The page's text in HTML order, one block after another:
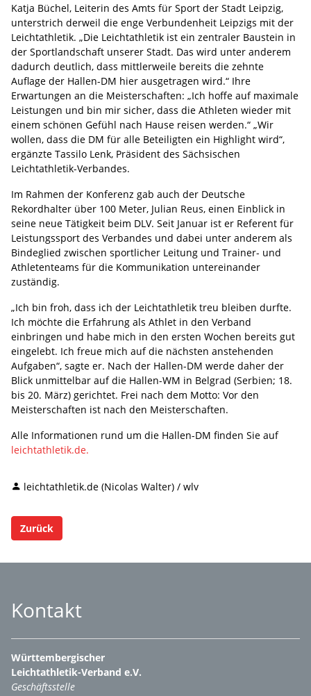
Katja Büchel, Leiterin des Amts für Sport der Stadt Leipzig,
unterstrich derweil die enge Verbundenheit Leipzigs mit der
Leichtathletik. „Die Leichtathletik ist ein zentraler Baustein in
der Sportlandschaft unserer Stadt. Das wird unter anderem
dadurch deutlich, dass mittlerweile bereits die zehnte
Auflage der Hallen-DM hier ausgetragen wird.“ Ihre
Erwartungen an die Meisterschaften: „Ich hoffe auf maximale
Leistungen und bin mir sicher, dass die Athleten wieder mit
einem schönen Gefühl nach Hause reisen werden.“ „Wir
wollen, dass die DM für alle Beteiligten ein Highlight wird“,
ergänzte Tassilo Lenk, Präsident des Sächsischen
Leichtathletik-Verbandes.
Im Rahmen der Konferenz gab auch der Deutsche
Rekordhalter über 100 Meter, Julian Reus, einen Einblick in
seine neue Tätigkeit beim DLV. Seit Januar ist er Referent für
Leistungssport des Verbandes und dabei unter anderem als
Bindeglied zwischen sportlicher Leitung und Trainer- und
Athletenteams für die Kommunikation untereinander
zuständig.
„Ich bin froh, dass ich der Leichtathletik treu bleiben durfte.
Ich möchte die Erfahrung als Athlet in den Verband
einbringen und habe mich in den ersten Wochen bereits gut
eingelebt. Ich freue mich auf die nächsten anstehenden
Aufgaben“, sagte er. Nach der Hallen-DM werde daher der
Blick unmittelbar auf die Hallen-WM in Belgrad (Serbien; 18.
bis 20. März) gerichtet. Frei nach dem Motto: Vor den
Meisterschaften ist nach den Meisterschaften.
Alle Informationen rund um die Hallen-DM finden Sie auf
leichtathletik.de.
leichtathletik.de (Nicolas Walter) / wlv
Zurück
Kontakt
Württembergischer
Leichtathletik-Verband e.V.
Geschäftsstelle